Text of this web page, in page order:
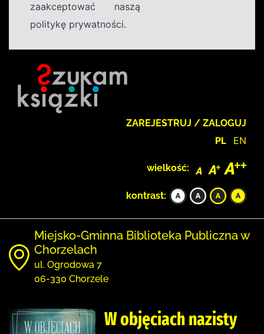
zaakceptować naszą
politykę prywatności.
ZAREJESTRUJ / ZALOGUJ
PL EN
wielkość:
kontrast:
Miejsko-Gminna Biblioteka Publiczna w
Chorzelach
ul. Ogrodowa 7
06-330 Chorzele
W objęciach nazisty